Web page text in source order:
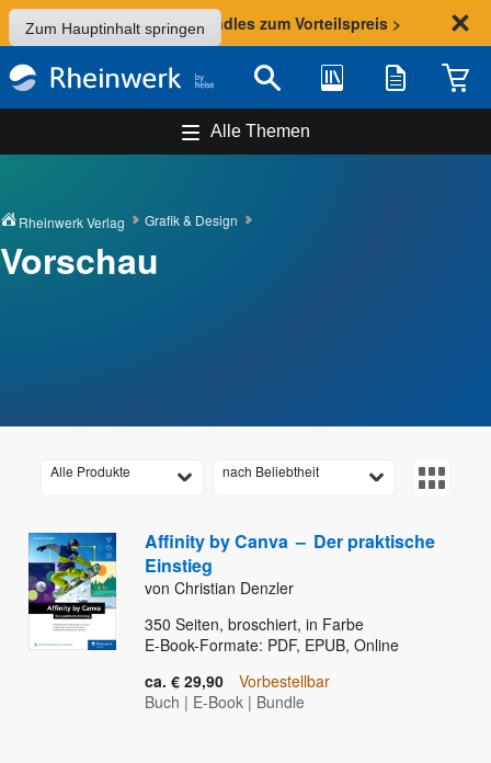
Zum Hauptinhalt springen
Sommer-Aktion: Bundles zum Vorteilspreis >
Suche Bibliothek Merkliste
Alle Themen
Rheinwerk Verlag Grafik & Design
Vorschau
Alle Produkte nach Beliebtheit
Affinity by Canva – Der praktische
Einstieg
von Christian Denzler
350 Seiten, broschiert, in Farbe
E-Book-Formate: PDF, EPUB, Online
ca. € 29,90
Vorbestellbar
Buch | E-Book | Bundle